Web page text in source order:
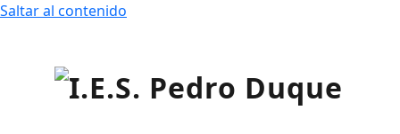
Saltar al contenido